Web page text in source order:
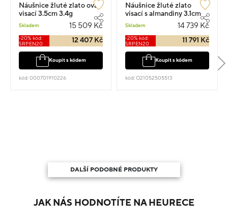
Náušnice žluté zlato ovál
visací 3.5cm 3.4g
Skladem 15 509 Kč
-20% kód:
SRPEN20
12 407 Kč
Koupit s kódem
kód: 000701910226
Náušnice žluté zlato
visací s almandiny 3.1cm
Skladem 14 739 Kč
-20% kód:
SRPEN20
11 791 Kč
Koupit s kódem
kód: O21052505513
DALŠÍ PODOBNÉ PRODUKTY
JAK NÁS HODNOTÍTE NA HEURECE